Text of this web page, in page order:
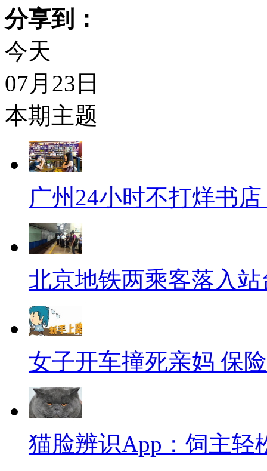
分享到：
今天
07月23日
本期主题
广州24小时不打烊书
北京地铁两乘客落入
女子开车撞死亲妈 保
猫脸辨识App：饲主轻